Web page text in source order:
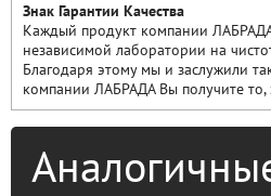
Знак Гарантии Качества
Каждый продукт компании
независимой лаборатории на
Благодаря этому мы и заслужили
компании ЛАБРАДА Вы получите то,